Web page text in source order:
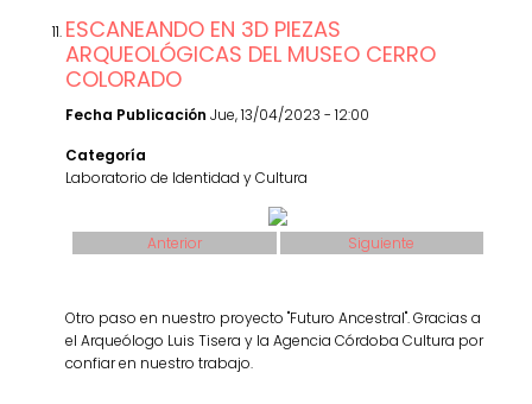
ESCANEANDO EN 3D PIEZAS
ARQUEOLÓGICAS DEL MUSEO CERRO
COLORADO
Fecha Publicación Jue, 13/04/2023 - 12:00
Categoría
Laboratorio de Identidad y Cultura
Anterior Siguiente
Otro paso en nuestro proyecto "Futuro Ancestral". Gracias a
el Arqueólogo Luis Tisera y la Agencia Córdoba Cultura por
confiar en nuestro trabajo.